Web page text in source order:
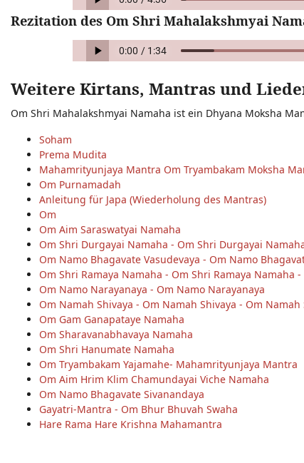
Rezitation des Om Shri Mahalakshmyai
Weitere Kirtans, Mantras und
Om Shri Mahalakshmyai Namaha ist ein Dhyana Moksha
Soham
Prema Mudita
Mahamrityunjaya Mantra Om Tryambakam Moksha
Om Purnamadah
Anleitung für Japa (Wiederholung des Mantras)
Om
Om Aim Saraswatyai Namaha
Om Shri Durgayai Namaha - Om Shri Durgayai
Om Namo Bhagavate Vasudevaya - Om Namo
Om Shri Ramaya Namaha - Om Shri Ramaya Namaha
Om Namo Narayanaya - Om Namo Narayanaya
Om Namah Shivaya - Om Namah Shivaya - Om Namah
Om Gam Ganapataye Namaha
Om Sharavanabhavaya Namaha
Om Shri Hanumate Namaha
Om Tryambakam Yajamahe- Mahamrityunjaya Mantra
Om Aim Hrim Klim Chamundayai Viche Namaha
Om Namo Bhagavate Sivanandaya
Gayatri-Mantra - Om Bhur Bhuvah Swaha
Hare Rama Hare Krishna Mahamantra